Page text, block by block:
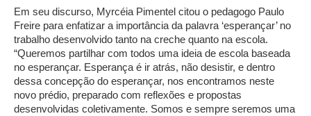
Em seu discurso, Myrcéia Pimentel citou o pedagogo Paulo
Freire para enfatizar a importância da palavra ‘esperançar’ no
trabalho desenvolvido tanto na creche quanto na escola.
“Queremos partilhar com todos uma ideia de escola baseada
no esperançar. Esperança é ir atrás, não desistir, e dentro
dessa concepção do esperançar, nos encontramos neste
novo prédio, preparado com reflexões e propostas
desenvolvidas coletivamente. Somos e sempre seremos uma